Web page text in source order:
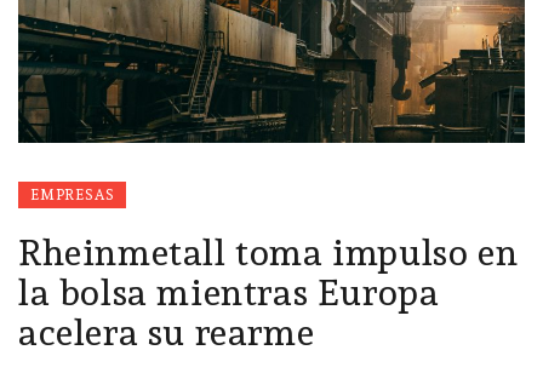
EMPRESAS
Rheinmetall toma impulso en
la bolsa mientras Europa
acelera su rearme